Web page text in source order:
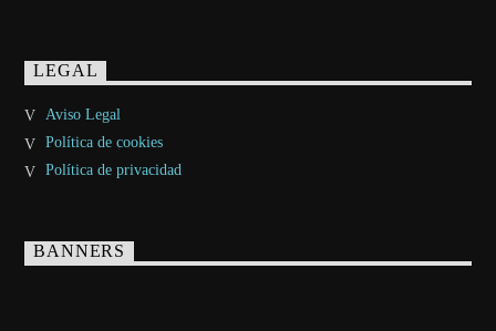
LEGAL
Aviso Legal
Política de cookies
Política de privacidad
BANNERS